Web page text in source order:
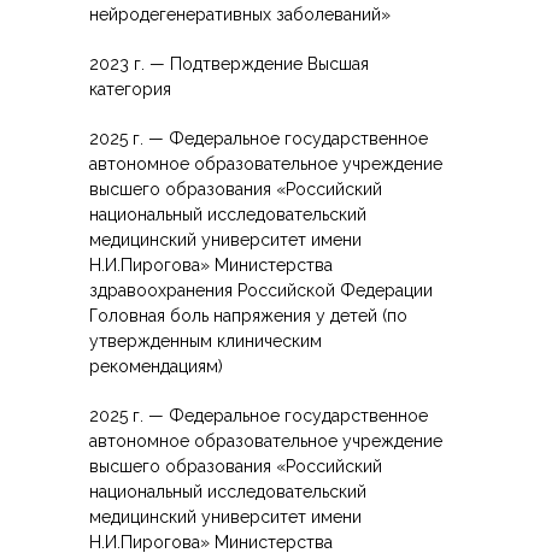
нейродегенеративных заболеваний»
2023 г. — Подтверждение Высшая
категория
2025 г. — Федеральное государственное
автономное образовательное учреждение
высшего образования «Российский
национальный исследовательский
медицинский университет имени
Н.И.Пирогова» Министерства
здравоохранения Российской Федерации
Головная боль напряжения у детей (по
утвержденным клиническим
рекомендациям)
2025 г. — Федеральное государственное
автономное образовательное учреждение
высшего образования «Российский
национальный исследовательский
медицинский университет имени
Н.И.Пирогова» Министерства